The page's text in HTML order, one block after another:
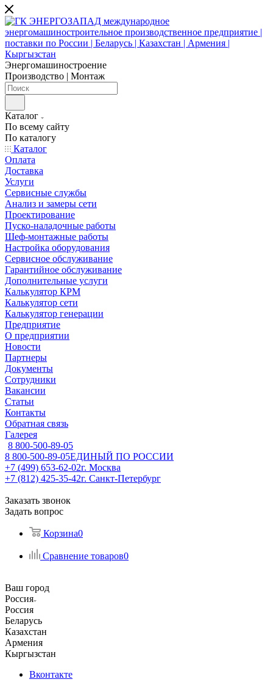
Энергомашиностроение
Производство | Монтаж
Каталог
По всему сайту
По каталогу
Каталог
Оплата
Доставка
Услуги
Сервисные службы
Анализ и замеры сети
Проектирование
Пуско-наладочные работы
Шеф-монтажные работы
Настройка оборудования
Сервисное обслуживание
Гарантийное обслуживание
Дополнительные услуги
Калькулятор КРМ
Калькулятор сети
Калькулятор генерации
Предприятие
О предприятии
Новости
Партнеры
Документы
Сотрудники
Вакансии
Статьи
Контакты
Обратная связь
Галерея
8 800-500-89-05
8 800-500-89-05ЕДИНЫЙ ПО РОССИИ
+7 (499) 653-62-02г. Москва
+7 (812) 425-35-42г. Санкт-Петербург
Заказать звонок
Задать вопрос
Корзина0
Сравнение товаров0
Ваш город
Россия
Россия
Беларусь
Казахстан
Армения
Кыргызстан
Вконтакте